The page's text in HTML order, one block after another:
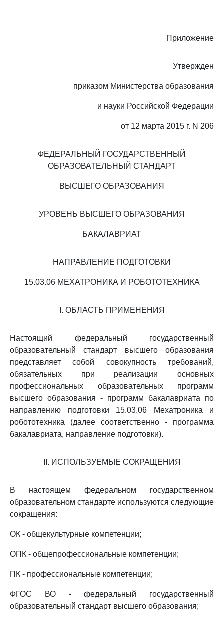
Приложение
Утвержден
приказом Министерства образования
и науки Российской Федерации
от 12 марта 2015 г. N 206
ФЕДЕРАЛЬНЫЙ ГОСУДАРСТВЕННЫЙ
ОБРАЗОВАТЕЛЬНЫЙ СТАНДАРТ
ВЫСШЕГО ОБРАЗОВАНИЯ
УРОВЕНЬ ВЫСШЕГО ОБРАЗОВАНИЯ
БАКАЛАВРИАТ
НАПРАВЛЕНИЕ ПОДГОТОВКИ
15.03.06 МЕХАТРОНИКА И РОБОТОТЕХНИКА
I. ОБЛАСТЬ ПРИМЕНЕНИЯ
Настоящий федеральный государственный
образовательный стандарт высшего образования
представляет собой совокупность требований,
обязательных при реализации основных
профессиональных образовательных программ
высшего образования - программ бакалавриата по
направлению подготовки 15.03.06 Мехатроника и
робототехника (далее соответственно - программа
бакалавриата, направление подготовки).
II. ИСПОЛЬЗУЕМЫЕ СОКРАЩЕНИЯ
В настоящем федеральном государственном
образовательном стандарте используются следующие
сокращения:
ОК - общекультурные компетенции;
ОПК - общепрофессиональные компетенции;
ПК - профессиональные компетенции;
ФГОС ВО - федеральный государственный
образовательный стандарт высшего образования;